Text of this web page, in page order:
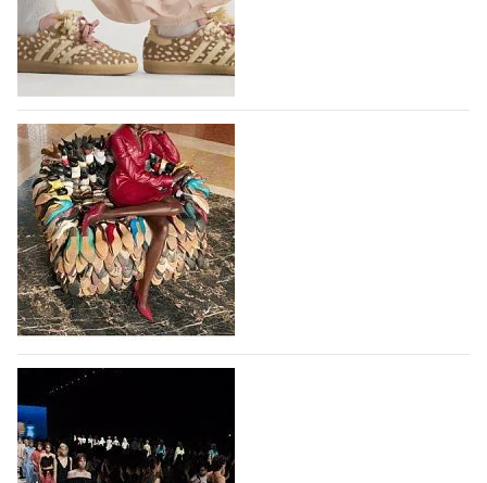
высокотехнологичным продуктам, стилистическим
исследованиям и итальянскому…
10.08.2026 203
Вышли новые кроссовки Adidas Samba в
принте, имитирующем шкуру оленя
Использование анималистичных принтов в дизайне
кроссовок Adidas Samba началось с выпуска
коллаборации Adidas и Wales Bonner, в 2023 году
немецкий бренд выпустил кроссовки Samba в
леопардовом принте, и они имели…
10.08.2026 779
Итальянская Ferragamo вернулась к
прибыльности в первом полугодии 2026
года